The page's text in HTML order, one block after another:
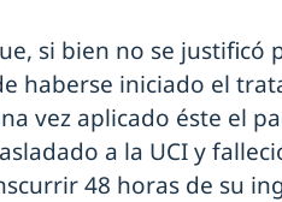
si bien no se
haberse iniciado el
vez aplicado éste el
a la UCI y
48 horas de su